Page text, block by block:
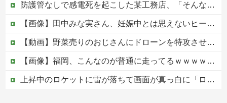
防護管なしで感電死を起こした某工務店、「そんな危険な現場お断りしますわ!と断って正解やったわ」と業者が業界事情を告白
【画像】田中みな実さん、妊娠中とは思えないヒール姿で登場してしまう
【動画】野菜売りのおじさんにドローンを特攻させるおそロシア。
【画像】福岡、こんなのが普通に走ってるｗｗｗｗｗｗｗｗｗｗｗｗｗｗｗｗｗｗｗｗｗｗｗｗｗｗｗｗｗｗｗｗｗｗｗｗｗｗｗｗ
上昇中のロケットに雷が落ちて画面が真っ白に「ロケット、大丈夫なの……？」【海外の反応】